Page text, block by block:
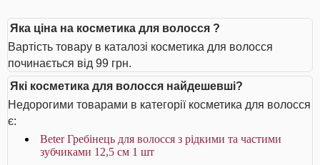
Яка ціна на косметика для волосся ?
Вартість товару в каталозі косметика для волосся
починається від 99 грн.
Які косметика для волосся найдешевші?
Недорогими товарами в категорії косметика для волосся
є:
Beter Гребінець для волосся з рідкими та частими
зубчиками 12,5 см 1 шт